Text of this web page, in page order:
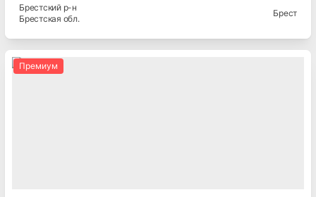
Брестскийр-н
Брестская обл.
Брест
Премиум